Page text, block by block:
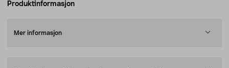
Produktinformasjon
Mer informasjon